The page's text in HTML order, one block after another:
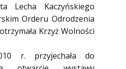
Lecha Kaczyńskiego
Orderu Odrodzenia
Krzyż Wolności
r. przyjechała do